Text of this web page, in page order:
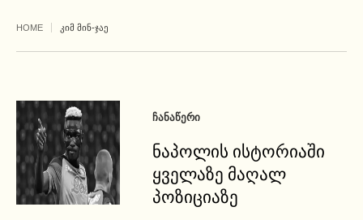
HOME ᲙᲘᲛ ᲛᲘᲜ-ᲯᲐᲔ
ᲩᲐᲜᲐᲬᲔᲠᲘ
ნაპოლის ისტორიაში
ყველაზე მაღალ
პოზიციაზე